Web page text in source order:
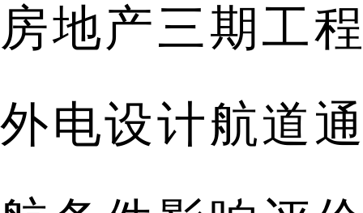
房地产三期工程
外电设计航道通